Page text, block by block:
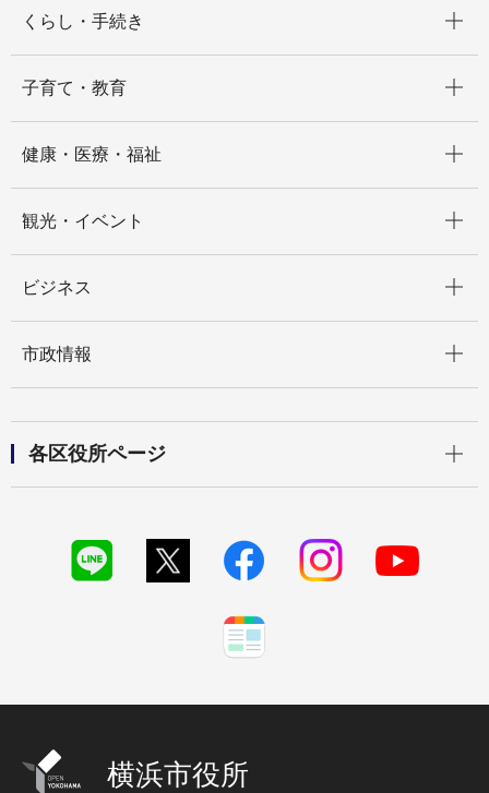
くらし・手続き
子育て・教育
健康・医療・福祉
観光・イベント
ビジネス
市政情報
各区役所ページ
横浜市役所